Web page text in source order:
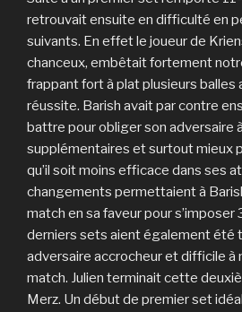
retrouvait ensuite en difficulté en
suivants. En effet le joueur de
chanceux, embêtait fortement
frappant fort à plat plusieurs balles
réussite. Barish avait par contre
battre pour obliger son adversaire
supplémentaires et surtout mieux
qu’il soit moins efficace dans ses
changements permettaient à
match en sa faveur pour s’imposer
derniers sets aient également été
adversaire accrocheur et difficile à
match. Julien terminait cette
Merz. Un début de premier set